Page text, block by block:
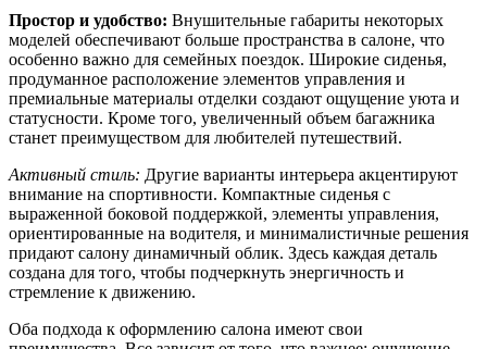
Простор и удобство: Внушительные габариты некоторых
моделей обеспечивают больше пространства в салоне, что
особенно важно для семейных поездок. Широкие сиденья,
продуманное расположение элементов управления и
премиальные материалы отделки создают ощущение уюта и
статусности. Кроме того, увеличенный объем багажника
станет преимуществом для любителей путешествий.
Активный стиль: Другие варианты интерьера акцентируют
внимание на спортивности. Компактные сиденья с
выраженной боковой поддержкой, элементы управления,
ориентированные на водителя, и минималистичные решения
придают салону динамичный облик. Здесь каждая деталь
создана для того, чтобы подчеркнуть энергичность и
стремление к движению.
Оба подхода к оформлению салона имеют свои